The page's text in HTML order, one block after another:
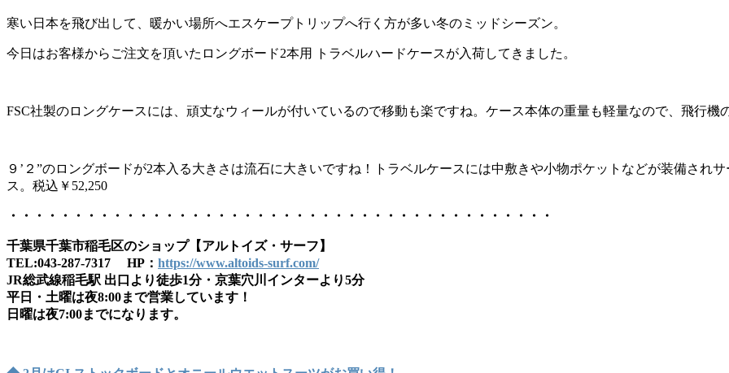
寒い日本を飛び出して、暖かい場所へエスケープトリップへ行く方が多い冬のミッドシーズン。
今日はお客様からご注文を頂いたロングボード2本用 トラベルハードケースが入荷してきました。
FSC社製のロングケースには、頑丈なウィールが付いているので移動も楽ですね。ケース本体の重量も軽量なので、飛行
９’２”のロングボードが2本入る大きさは流石に大きいですね！トラベルケースには中敷きや小物ポケットなどが装備され
ス。税込￥52,250
・・・・・・・・・・・・・・・・・・・・・・・・・・・・・・・・・・・・・・・・・・
千葉県千葉市稲毛区のショップ【アルトイズ・サーフ】
TEL:043-287-7317 HP： https://www.altoids-surf.com/
JR総武線稲毛駅 出口より徒歩1分・京葉穴川インターより5分
平日・土曜は夜8:00まで営業しています！
日曜は夜7:00までになります。